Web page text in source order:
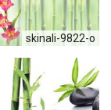
skinali-9822-o